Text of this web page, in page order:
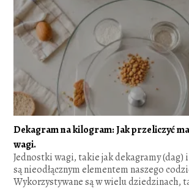
Dekagram na kilogram: Jak przeliczyć
wagi.
Jednostki wagi, takie jak dekagramy (dag)
są nieodłącznym elementem naszego
Wykorzystywane są w wielu dziedzinach,